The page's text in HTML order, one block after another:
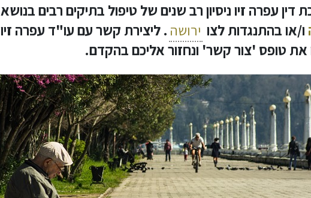
דין עפרה זיו ניסיון רב שנים של טיפול בתיקים רבים בנושא
ו/או בהתנגדות לצו ירושה
טופס 'צור קשר' ונחזור אליכם בהקדם.